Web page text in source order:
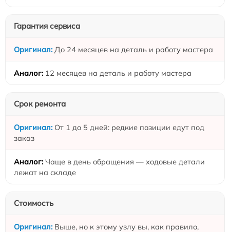
Гарантия сервиса
До 24 месяцев на деталь и работу мастера
12 месяцев на деталь и работу мастера
Срок ремонта
От 1 до 5 дней: редкие позиции едут под
заказ
Чаще в день обращения — ходовые детали
лежат на складе
Стоимость
Выше, но к этому узлу вы, как правило,